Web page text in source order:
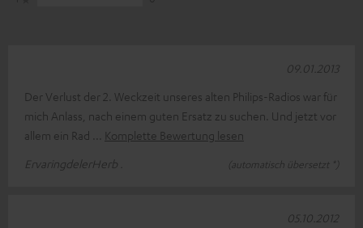
Der Verlust der 2. Weckzeit unseres alten Philips-Radios war für
mich Anlass, nach einem guten Ersatz zu suchen. Und jetzt vor
allem ein Rad
Komplette Bewertung lesen
ErvaringdelerHerb .
(automatisch übersetzt *)
09.01.2013
05.10.2012